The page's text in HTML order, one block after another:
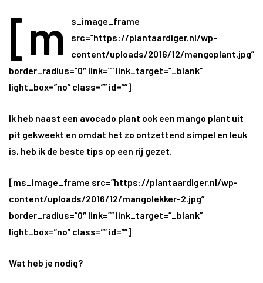
[m
s_image_frame
src=”https://plantaardiger.nl/wp-
content/uploads/2016/12/mangoplant.jpg”
border_radius=”0″ link=”” link_target=”_blank”
light_box=”no” class=”” id=””]
Ik heb naast een avocado plant ook een mango plant uit
pit gekweekt en omdat het zo ontzettend simpel en leuk
is, heb ik de beste tips op een rij gezet.
[ms_image_frame src=”https://plantaardiger.nl/wp-
content/uploads/2016/12/mangolekker-2.jpg”
border_radius=”0″ link=”” link_target=”_blank”
light_box=”no” class=”” id=””]
Wat heb je nodig?